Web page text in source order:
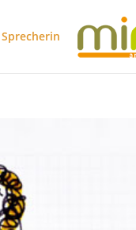
Sprecherin